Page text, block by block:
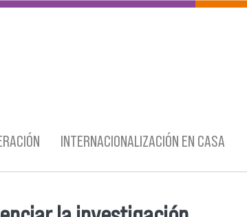
INTERNACIONALIZACIÓN EN CASA